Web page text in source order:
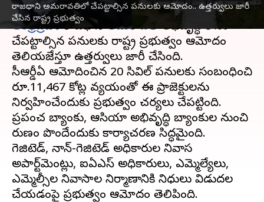
రాజధాని అమరావతిలో చేపట్టాల్సిన పనులకు ఆమోదం.. ఉత్తర్వులు జారీ
చేసిన రాష్ట్ర ప్రభుత్వం
ఈ వార్తాకథనం ఏంటి
ఆంధ్రప్రదేశ్రాజధానిఅమరావతిఅభివృద్ధి కోసం
చేపట్టాల్సిన పనులకు రాష్ట్ర ప్రభుత్వం ఆమోదం
తెలియజేస్తూ ఉత్తర్వులు జారీ చేసింది.
సీఆర్డీఏ ఆమోదించిన 20 సివిల్ పనులకు సంబంధించి
రూ.11,467 కోట్ల వ్యయంతో ఈ ప్రాజెక్టులను
నిర్వహించేందుకు ప్రభుత్వం చర్యలు చేపట్టింది.
ప్రపంచ బ్యాంకు, ఆసియా అభివృద్ధి బ్యాంకుల నుంచి
రుణం పొందేందుకు కార్యాచరణ సిద్ధమైంది.
గెజిటెడ్, నాన్-గెజిటెడ్ అధికారుల నివాస
అపార్ట్‌మెంట్లు, ఐఏఎస్ అధికారులు, ఎమ్మెల్యేలు,
ఎమ్మెల్సీల నివాసాల నిర్మాణానికి నిధులు విడుదల
చేయడంపై ప్రభుత్వం ఆమోదం తెలిపింది.